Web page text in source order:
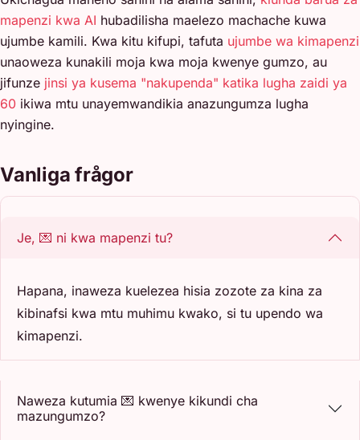
mapenzi kwa AI hubadilisha maelezo machache kuwa
ujumbe kamili. Kwa kitu kifupi, tafuta ujumbe wa kimapenzi
unaoweza kunakili moja kwa moja kwenye gumzo, au
jifunze jinsi ya kusema "nakupenda" katika lugha zaidi ya
60 ikiwa mtu unayemwandikia anazungumza lugha
nyingine.
Vanliga frågor
Je, 💌 ni kwa mapenzi tu?
Hapana, inaweza kuelezea hisia zozote za kina za
kibinafsi kwa mtu muhimu kwako, si tu upendo wa
kimapenzi.
Naweza kutumia 💌 kwenye kikundi cha
mazungumzo?